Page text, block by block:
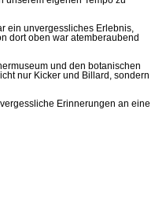
ein unvergessliches Erlebnis,
dort oben war atemberaubend
und den botanischen
nur Kicker und Billard, sondern
Erinnerungen an eine